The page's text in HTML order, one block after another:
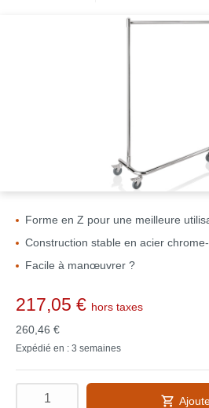
Forme en Z pour une meilleure
Construction stable en acier
Facile à manœuvrer ?
217,05 € hors taxes
260,46 €
Expédié en : 3 semaines